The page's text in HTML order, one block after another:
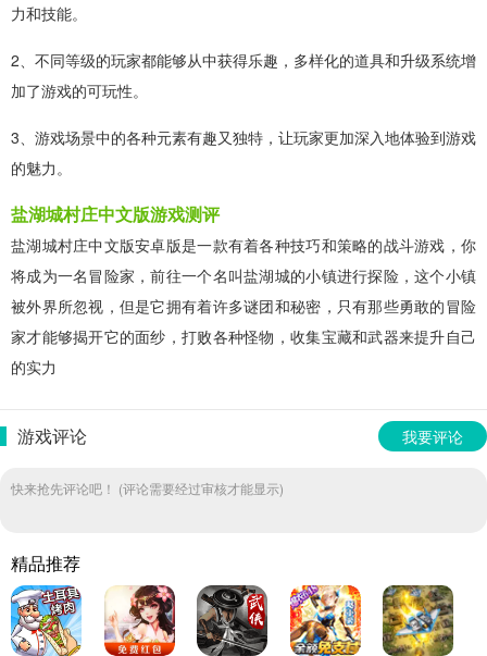
力和技能。
2、不同等级的玩家都能够从中获得乐趣，多样化的道具和升级系统增
加了游戏的可玩性。
3、游戏场景中的各种元素有趣又独特，让玩家更加深入地体验到游戏
的魅力。
盐湖城村庄中文版游戏测评
盐湖城村庄中文版安卓版是一款有着各种技巧和策略的战斗游戏，你
将成为一名冒险家，前往一个名叫盐湖城的小镇进行探险，这个小镇
被外界所忽视，但是它拥有着许多谜团和秘密，只有那些勇敢的冒险
家才能够揭开它的面纱，打败各种怪物，收集宝藏和武器来提升自己
的实力
游戏评论 我要评论
快来抢先评论吧！ (评论需要经过审核才能显示)
精品推荐